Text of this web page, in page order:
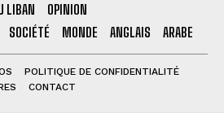
LIBAN
OPINION
SOCIÉTÉ MONDE ANGLAIS ARABE
POLITIQUE DE CONFIDENTIALITÉ
CONTACT